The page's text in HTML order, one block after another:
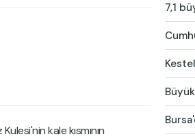
kale kısmının
7,1